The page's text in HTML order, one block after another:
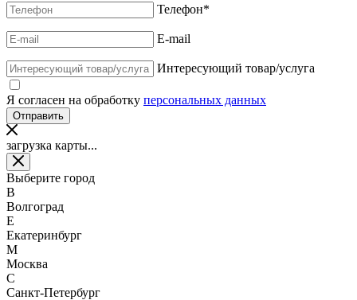
Телефон*
E-mail
Интересующий товар/услуга
Я согласен на обработку персональных данных
загрузка карты...
Выберите город
В
Волгоград
Е
Екатеринбург
М
Москва
С
Санкт-Петербург